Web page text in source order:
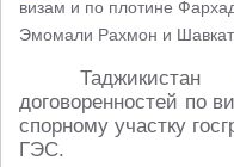
Эмомали Рахмон и
договоренностей по
спорному участку
ГЭС.